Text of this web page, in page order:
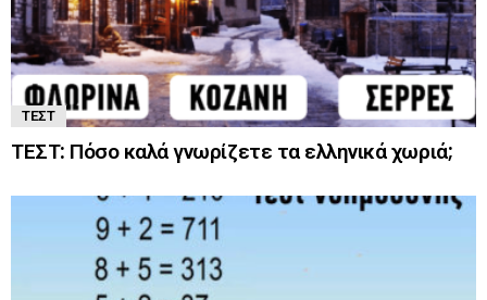
ΤΕΣΤ
ΤΕΣΤ: Πόσο καλά γνωρίζετε τα ελληνικά χωριά;